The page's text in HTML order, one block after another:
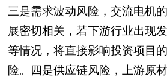
三是需求波动风险，交流电机
展密切相关，若下游行业出现
等情况，将直接影响投资项目
险。四是供应链风险，上游原